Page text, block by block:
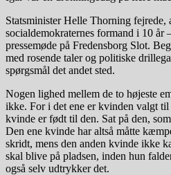
Statsminister Helle Thorning fejrede,
socialdemokraternes formand i 10
pressemøde på Fredensborg Slot.
med rosende taler og politiske
spørgsmål det andet sted.
Nogen lighed mellem de to højeste
ikke. For i det ene er kvinden valgt til
kvinde er født til den. Sat på den,
Den ene kvinde har altså måtte
skridt, mens den anden kvinde ikke
skal blive på pladsen, inden hun
også selv udtrykker det.